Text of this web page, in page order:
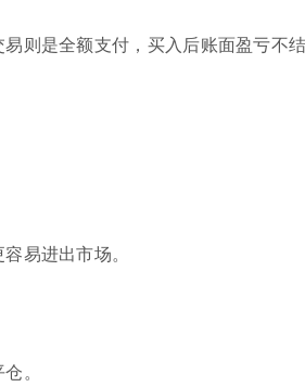
则是全额支付，买入后账面盈亏不结
易进出市场。
。